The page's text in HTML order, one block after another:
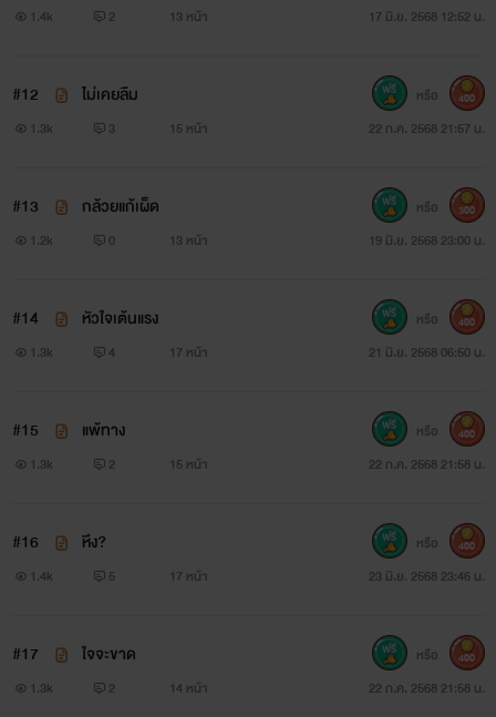
1.4k 2 13 หน้า 17 มิ.ย. 2568 12:52 น.
#12 ไม่เคยลืม
1.3k 3 15 หน้า 22 ก.ค. 2568 21:57 น.
หรือ 400
#13 กล้วยแก้เผ็ด
1.2k 0 13 หน้า 19 มิ.ย. 2568 23:00 น.
หรือ 300
#14 หัวใจเต้นแรง
1.3k 4 17 หน้า 21 มิ.ย. 2568 06:50 น.
หรือ 400
#15 แพ้ทาง
1.3k 2 15 หน้า 22 ก.ค. 2568 21:58 น.
หรือ 400
#16 หึง?
1.4k 5 17 หน้า 23 มิ.ย. 2568 23:46 น.
หรือ 400
#17 ใจจะขาด
1.3k 2 14 หน้า 22 ก.ค. 2568 21:58 น.
หรือ 400